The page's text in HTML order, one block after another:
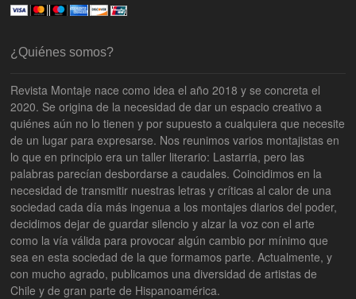
¿Quiénes somos?
Revista Montaje nace como idea el año 2018 y se concreta el
2020. Se origina de la necesidad de dar un espacio creativo a
quiénes aún no lo tienen y por supuesto a cualquiera que necesite
de un lugar para expresarse. Nos reunimos varios montajistas en
lo que en principio era un taller literario: Lastarria, pero las
palabras parecían desbordarse a caudales. Coincidimos en la
necesidad de transmitir nuestras letras y críticas al calor de una
sociedad cada día más ingenua a los montajes diarios del poder,
decidimos dejar de guardar silencio y alzar la voz con el arte
como la vía válida para provocar algún cambio por mínimo que
sea en esta sociedad de la que formamos parte. Actualmente, y
con mucho agrado, publicamos una diversidad de artistas de
Chile y de gran parte de Hispanoamérica.